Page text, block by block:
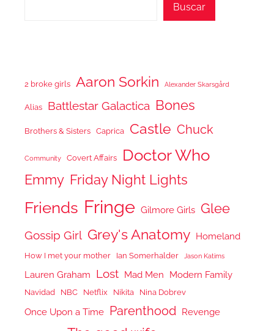
Buscar
2 broke girls Aaron Sorkin Alexander Skarsgård
Alias Battlestar Galactica Bones
Brothers & Sisters Caprica Castle Chuck
Community Covert Affairs Doctor Who
Emmy Friday Night Lights
Friends Fringe Gilmore Girls Glee
Gossip Girl Grey's Anatomy Homeland
How I met your mother Ian Somerhalder Jason Katims
Lauren Graham Lost Mad Men Modern Family
Navidad NBC Netflix Nikita Nina Dobrev
Once Upon a Time Parenthood Revenge